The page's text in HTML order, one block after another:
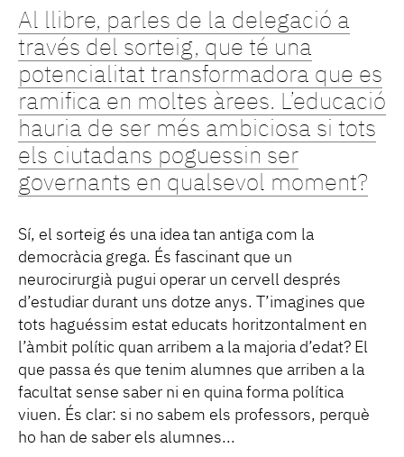
Al llibre, parles de la delegació a
través del sorteig, que té una
potencialitat transformadora que es
ramifica en moltes àrees. L’educació
hauria de ser més ambiciosa si tots
els ciutadans poguessin ser
governants en qualsevol moment?
Sí, el sorteig és una idea tan antiga com la
democràcia grega. És fascinant que un
neurocirurgià pugui operar un cervell després
d’estudiar durant uns dotze anys. T’imagines que
tots haguéssim estat educats horitzontalment en
l’àmbit polític quan arribem a la majoria d’edat? El
que passa és que tenim alumnes que arriben a la
facultat sense saber ni en quina forma política
viuen. És clar: si no sabem els professors, perquè
ho han de saber els alumnes...